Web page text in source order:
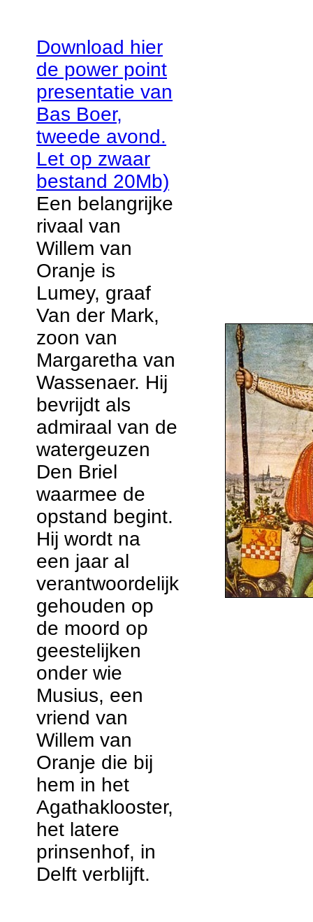
Download hier
de power point
presentatie van
Bas Boer,
tweede avond.
Let op zwaar
bestand 20Mb)
Een belangrijke
rivaal van
Willem van
Oranje is
Lumey, graaf
Van der Mark,
zoon van
Margaretha van
Wassenaer. Hij
bevrijdt als
admiraal van de
watergeuzen
Den Briel
waarmee de
opstand begint.
Hij wordt na
een jaar al
verantwoordelijk
gehouden op
de moord op
geestelijken
onder wie
Musius, een
vriend van
Willem van
Oranje die bij
hem in het
Agathaklooster,
het latere
prinsenhof, in
Delft verblijft.